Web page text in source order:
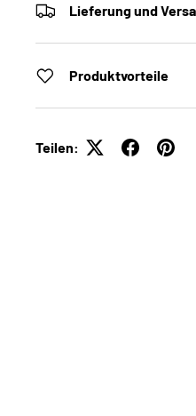
Lieferung und
Produktvorteile
Teilen: